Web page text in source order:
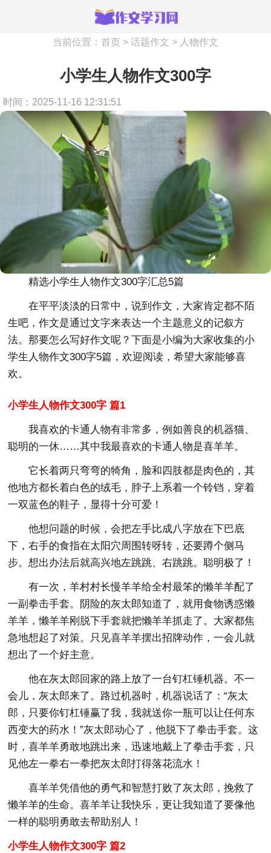
当前位置： 首页 > 话题作文 > 人物作文
小学生人物作文300字
时间：2025-11-16 12:31:51
精选小学生人物作文300字汇总5篇
在平平淡淡的日常中，说到作文，大家肯定都不陌
生吧，作文是通过文字来表达一个主题意义的记叙方
法。那要怎么写好作文呢？下面是小编为大家收集的小
学生人物作文300字5篇，欢迎阅读，希望大家能够喜
欢。
小学生人物作文300字 篇1
我喜欢的卡通人物有非常多，例如善良的机器猫、
聪明的一休……其中我最喜欢的卡通人物是喜羊羊。
它长着两只弯弯的犄角，脸和四肢都是肉色的，其
他地方都长着白色的绒毛，脖子上系着一个铃铛，穿着
一双蓝色的鞋子，显得十分可爱！
他想问题的时候，会把左手比成八字放在下巴底
下，右手的食指在太阳穴周围转呀转，还要蹲个侧马
步。想出办法后就高兴地左跳跳、右跳跳。聪明极了！
有一次，羊村村长慢羊羊给全村最笨的懒羊羊配了
一副拳击手套。阴险的灰太郎知道了，就用食物诱惑懒
羊羊，懒羊羊刚脱下手套就把懒羊羊抓走了。大家都焦
急地想起了对策。只见喜羊羊摆出招牌动作，一会儿就
想出了一个好主意。
他在灰太郎回家的路上放了一台钉杠锤机器。不一
会儿，灰太郎来了。路过机器时，机器说话了：“灰太
郎，只要你钉杠锤赢了我，我就送你一瓶可以让任何东
西变大的药水！”灰太郎动心了，他脱下了拳击手套。这
时，喜羊羊勇敢地跳出来，迅速地戴上了拳击手套，只
见他左一拳右一拳把灰太郎打得落花流水！
喜羊羊凭借他的勇气和智慧打败了灰太郎，挽救了
懒羊羊的生命。喜羊羊让我快乐，更让我知道了要像他
一样的聪明勇敢去帮助别人！
小学生人物作文300字 篇2